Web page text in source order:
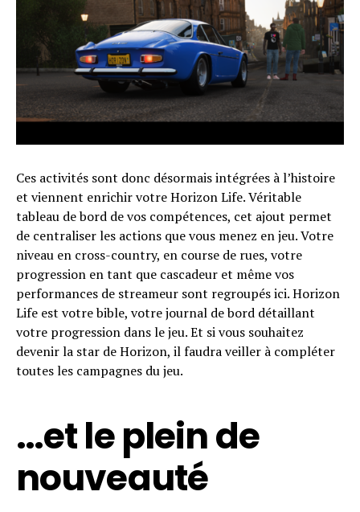
Ces activités sont donc désormais intégrées à l’histoire
et viennent enrichir votre Horizon Life. Véritable
tableau de bord de vos compétences, cet ajout permet
de centraliser les actions que vous menez en jeu. Votre
niveau en cross-country, en course de rues, votre
progression en tant que cascadeur et même vos
performances de streameur sont regroupés ici. Horizon
Life est votre bible, votre journal de bord détaillant
votre progression dans le jeu. Et si vous souhaitez
devenir la star de Horizon, il faudra veiller à compléter
toutes les campagnes du jeu.
…et le plein de
nouveauté